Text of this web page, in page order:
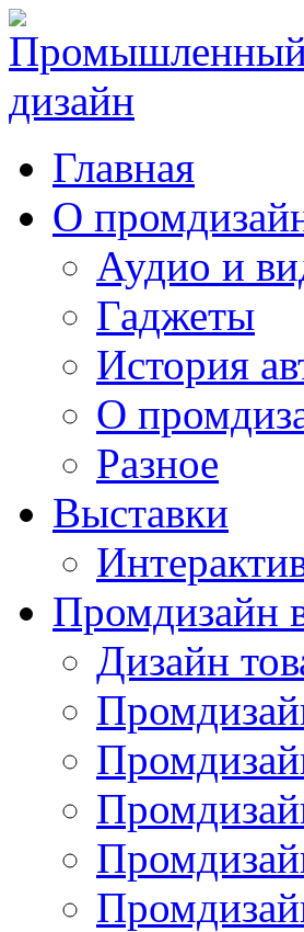
Главная
О
Аудио и
Гаджеты
История
О
Разное
Выставки
Промдизайн
Дизайн